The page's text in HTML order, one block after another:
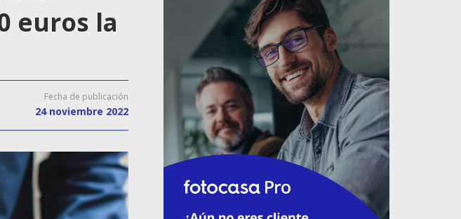
euros la
Fecha de publicación
24 noviembre 2022